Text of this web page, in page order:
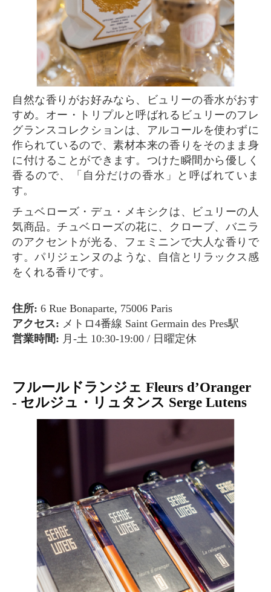
自然な香りがお好みなら、ビュリーの香水がおす
すめ。オー・トリプルと呼ばれるビュリーのフレ
グランスコレクションは、アルコールを使わずに
作られているので、素材本来の香りをそのまま身
に付けることができます。つけた瞬間から優しく
香るので、「自分だけの香水」と呼ばれていま
す。
チュベローズ・デュ・メキシクは、ビュリーの人
気商品。チュベローズの花に、クローブ、バニラ
のアクセントが光る、フェミニンで大人な香りで
す。パリジェンヌのような、自信とリラックス感
をくれる香りです。
住所: 6 Rue Bonaparte, 75006 Paris
アクセス: メトロ4番線 Saint Germain des Pres駅
営業時間: 月-土 10:30-19:00 / 日曜定休
フルールドランジェ Fleurs d’Oranger
- セルジュ・リュタンス Serge Lutens